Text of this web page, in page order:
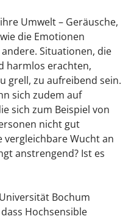
als
Archivar
Arbeitstag an die
für
Hochsensible
Umwelt – Geräusche,
die Emotionen
Situationen, die
harmlos erachten,
grell, zu aufreibend sein.
sich zudem auf
sich zum Beispiel von
nicht gut
Wucht an
anstrengend? Ist es
Bochum
Hochsensible